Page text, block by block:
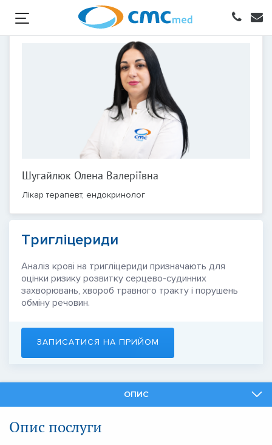
Шугайлюк Олена Валеріївна
Лікар терапевт, ендокринолог
Тригліцериди
Аналіз крові на тригліцериди призначають для
оцінки ризику розвитку серцево-судинних
захворювань, хвороб травного тракту і порушень
обміну речовин.
ЗАПИСАТИСЯ НА ПРИЙОМ
ОПИС
Опис послуги